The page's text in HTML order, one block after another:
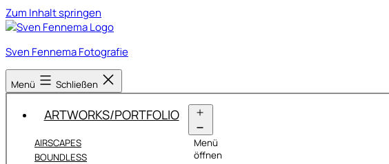
Zum Inhalt springen
Sven Fennema Fotografie
Menü Schließen
ARTWORKS/PORTFOLIO
Menü
öffnen
AIRSCAPES
BOUNDLESS